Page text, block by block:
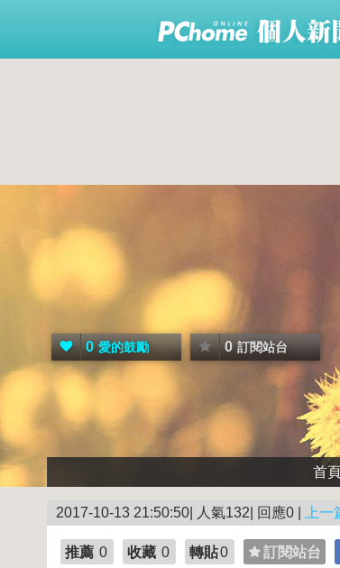
0 愛的鼓勵 0 訂閱站台
首
2017-10-13 21:50:50| 人氣132| 回應0 | 上一
推薦 0 收藏 0 轉貼0 訂閱站台